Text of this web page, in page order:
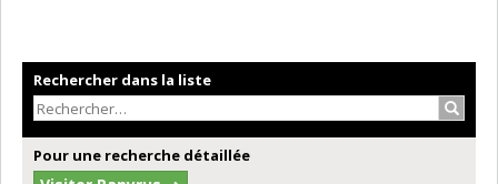
Rechercher dans la liste
Pour une recherche détaillée